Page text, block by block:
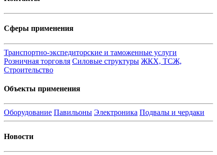
Сферы применения
Транспортно-экспедиторские и таможенные услуги
Розничная торговля Силовые структуры ЖКХ, ТСЖ,
Строительство
Объекты применения
Оборудование Павильоны Электроника Подвалы и чердаки
Новости